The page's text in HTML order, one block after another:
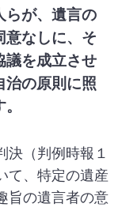
らが、遺言の
意なしに、そ
議を成立させ
治の原則に照
決（判例時報１
て、特定の遺産
旨の遺言者の意